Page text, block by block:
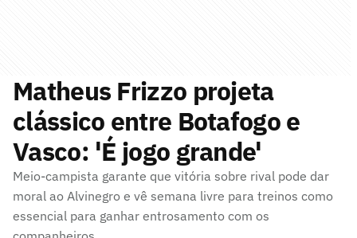
Matheus Frizzo projeta
clássico entre Botafogo e
Vasco: 'É jogo grande'
Meio-campista garante que vitória sobre rival pode dar
moral ao Alvinegro e vê semana livre para treinos como
essencial para ganhar entrosamento com os